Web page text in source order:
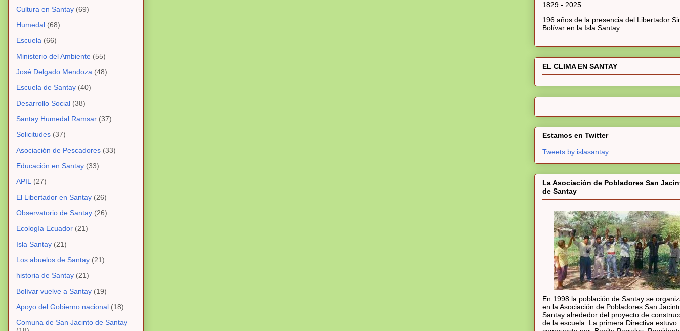
Cultura en Santay (69)
Humedal (68)
Escuela (66)
Ministerio del Ambiente (55)
José Delgado Mendoza (48)
Escuela de Santay (40)
Desarrollo Social (38)
Santay Humedal Ramsar (37)
Solicitudes (37)
Asociación de Pescadores (33)
Educación en Santay (33)
APIL
(27)
El Libertador en Santay (26)
Observatorio de Santay (26)
Ecología Ecuador (21)
Isla Santay (21)
Los abuelos de Santay (21)
historia de Santay (21)
Bolívar vuelve a Santay (19)
Apoyo del Gobierno nacional (18)
Comuna de San Jacinto de Santay
1829 - 2025
196 años de la presencia del Libertador
Bolívar en la Isla Santay
EL CLIMA EN SANTAY
Estamos en Twitter
Tweets by islasantay
La Asociación de Pobladores San
de Santay
En 1998 la población de Santay se
en la Asociación de Pobladores San
Santay alrededor del proyecto de
de la escuela. La primera Directiva estuvo